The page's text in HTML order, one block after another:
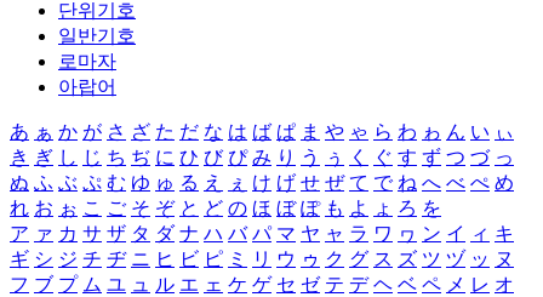
단위기호
일반기호
로마자
아랍어
あ ぁ か が さ ざ た だ な は ば ぱ ま や ゃ ら わ ゎ ん い ぃ
き ぎ し じ ち ぢ に ひ び ぴ み り う ぅ く ぐ す ず つ づ っ
ぬ ふ ぶ ぷ む ゆ ゅ る え ぇ け げ せ ぜ て で ね へ べ ぺ め
れ お ぉ こ ご そ ぞ と ど の ほ ぼ ぽ も よ ょ ろ を
ア ァ カ サ ザ タ ダ ナ ハ バ パ マ ヤ ャ ラ ワ ヮ ン イ ィ キ
ギ シ ジ チ ヂ ニ ヒ ビ ピ ミ リ ウ ゥ ク グ ス ズ ツ ヅ ッ ヌ
フ ブ プ ム ユ ュ ル エ ェ ケ ゲ セ ゼ テ デ ヘ ベ ペ メ レ オ